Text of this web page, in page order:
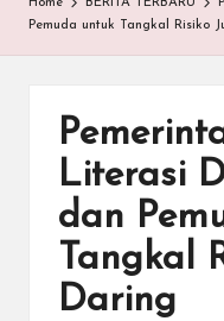
N
.C
O
M
Home BERITA TERBARU
Pemuda untuk Tangkal Risiko
Literasi
dan
Tangkal
Daring